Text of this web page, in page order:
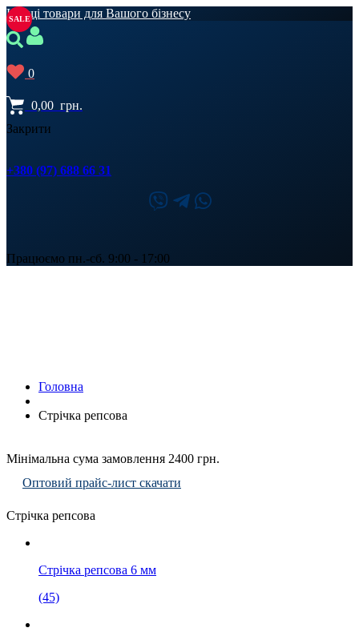
Кращі товари для Вашого бізнесу
0
0,00 грн.
Закрити
+380 (97) 688 66 31
Працюємо пн.-сб. 9:00 - 17:00
Головна
Стрічка репсова
Мінімальна сума замовлення 2400 грн.
Оптовий прайс-лист скачати
Стрічка репсова
Стрічка репсова 6 мм
(45)
SALE